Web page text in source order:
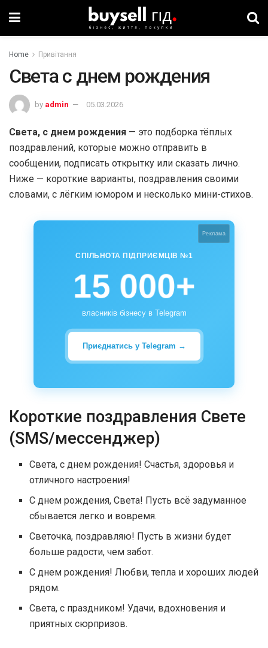
Home Привітання
Света с днем рождения
by admin 05.03.2026
Света, с днем рождения — это подборка тёплых
поздравлений, которые можно отправить в
сообщении, подписать открытку или сказать лично.
Ниже — короткие варианты, поздравления своими
словами, с лёгким юмором и несколько мини-стихов.
Реклама
СПІЛЬНОТА ПІДПРИЄМЦІВ №1
15 000+
власників бізнесу в Telegram
Приєднатись у Telegram →
Короткие поздравления Свете
(SMS/мессенджер)
Света, с днем рождения! Счастья, здоровья и
отличного настроения!
С днем рождения, Света! Пусть всё задуманное
сбывается легко и вовремя.
Светочка, поздравляю! Пусть в жизни будет
больше радости, чем забот.
С днем рождения! Любви, тепла и хороших людей
рядом.
Света, с праздником! Удачи, вдохновения и
приятных сюрпризов.